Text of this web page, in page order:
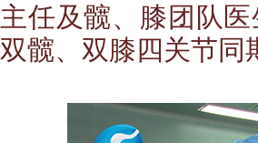
主任及髋、膝团队
双髋、双膝四关节同